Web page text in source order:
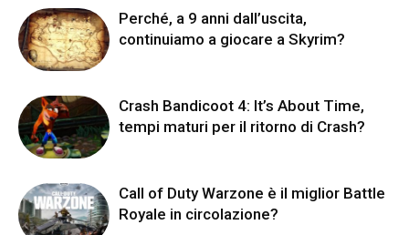
Perché, a 9 anni dall’uscita,
continuiamo a giocare a Skyrim?
Crash Bandicoot 4: It’s About Time,
tempi maturi per il ritorno di Crash?
Call of Duty Warzone è il miglior Battle
Royale in circolazione?